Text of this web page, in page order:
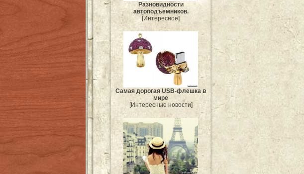
Разновидности
автоподъемников.
[Интересное]
Самая дорогая USB-флешка в
мире
[Интересные новости]